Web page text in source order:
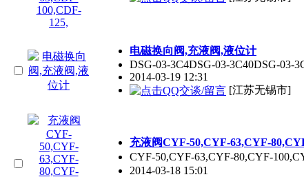
电磁换向阀,充液阀,液位计
DSG-03-3C4DSG-03-3C40DSG-03-
2014-03-19 12:31
[江苏无锡市]
充液阀CYF-50,CYF-63,CYF-
CYF-50,CYF-63,CYF-80,CYF-
2014-03-18 15:01